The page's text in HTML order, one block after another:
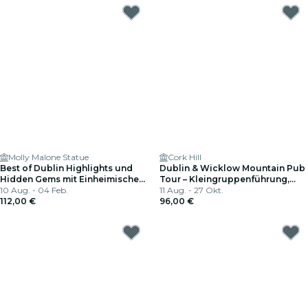
Molly Malone Statue
Best of Dublin Highlights und
Hidden Gems mit Einheimischen
Privattour
10 Aug. - 04 Feb.
112,00 €
Cork Hill
Dublin & Wicklow Mountain Pub
Tour – Kleingruppenführung,
maximal 15 Personen
11 Aug. - 27 Okt.
96,00 €